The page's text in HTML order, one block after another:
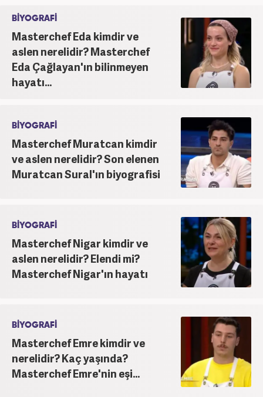
yüksek lisans yaptı. Üniversiteye devam ettiği
yıllarda edebiyat dergilerinde deneme ve metin
yazarlığı yaptı. Yine aynı dönemde, yerel televizyon
kanalında program sunuculuğu yaparak mesleki
kariyerine ilk adımını attı. 2016'da başladığı
internet gazeteciliği serüveninde birçok haber
haber7.com'da mesleki hayatına devam etmektedir.
BİYOGRAFİ
Masterchef Eda kimdir ve
aslen nerelidir? Masterchef
Eda Çağlayan'ın bilinmeyen
hayatı...
BİYOGRAFİ
Masterchef Muratcan kimdir
ve aslen nerelidir? Son elenen
Muratcan Sural'ın biyografisi
BİYOGRAFİ
Masterchef Nigar kimdir ve
aslen nerelidir? Elendi mi?
Masterchef Nigar'ın hayatı
BİYOGRAFİ
Masterchef Emre kimdir ve
nerelidir? Kaç yaşında?
Masterchef Emre'nin eşi...